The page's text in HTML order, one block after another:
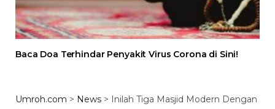
Baca Doa Terhindar Penyakit Virus Corona di Sini!
Umroh.com > News >
Inilah Tiga Masjid Modern Dengan